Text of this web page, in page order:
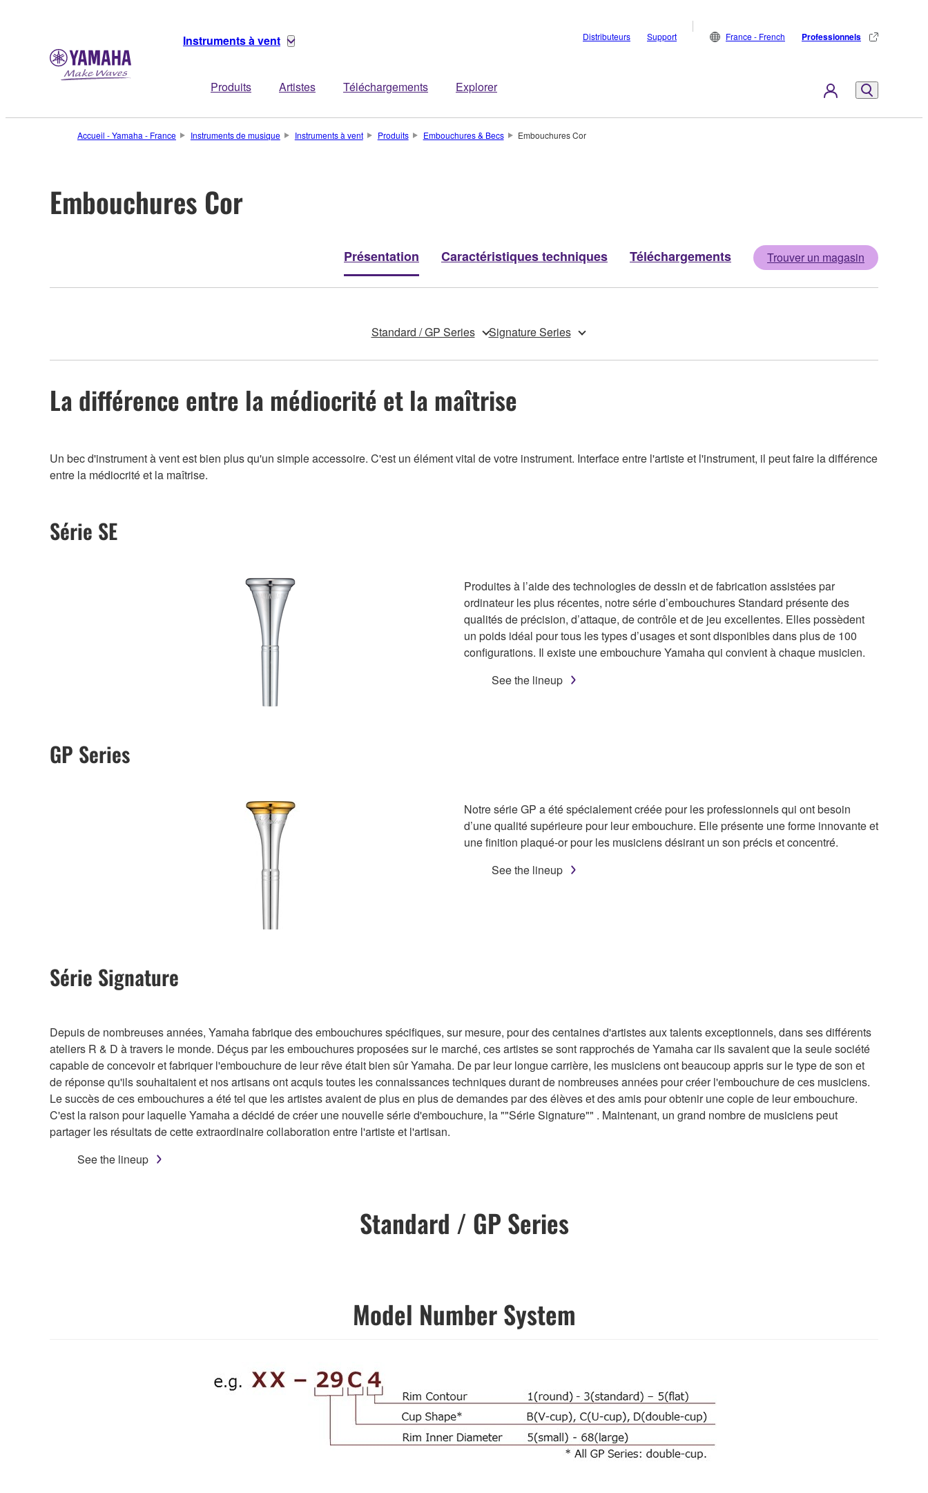
Instruments à vent
Produits Artistes Téléchargements Explorer
Distributeurs Support France - French Professionnels
Accueil - Yamaha - France Instruments de musique Instruments à vent Produits Embouchures & Becs Embouchures Cor
Embouchures Cor
Présentation Caractéristiques techniques Téléchargements Trouver un magasin
Standard / GP Series Signature Series
La différence entre la médiocrité et la maîtrise
Un bec d'instrument à vent est bien plus qu'un simple accessoire. C'est un élément vital de votre instrument. Interface entre l'artiste et l'instrument, il peut faire la différence
entre la médiocrité et la maîtrise.
Série SE
Produites à l’aide des technologies de dessin et de fabrication assistées par
ordinateur les plus récentes, notre série d’embouchures Standard présente des
qualités de précision, d’attaque, de contrôle et de jeu excellentes. Elles possèdent
un poids idéal pour tous les types d’usages et sont disponibles dans plus de 100
configurations. Il existe une embouchure Yamaha qui convient à chaque musicien.
See the lineup
GP Series
Notre série GP a été spécialement créée pour les professionnels qui ont besoin
d’une qualité supérieure pour leur embouchure. Elle présente une forme innovante et
une finition plaqué-or pour les musiciens désirant un son précis et concentré.
See the lineup
Série Signature
Depuis de nombreuses années, Yamaha fabrique des embouchures spécifiques, sur mesure, pour des centaines d'artistes aux talents exceptionnels, dans ses différents
ateliers R & D à travers le monde. Déçus par les embouchures proposées sur le marché, ces artistes se sont rapprochés de Yamaha car ils savaient que la seule société
capable de concevoir et fabriquer l'embouchure de leur rêve était bien sûr Yamaha. De par leur longue carrière, les musiciens ont beaucoup appris sur le type de son et
de réponse qu'ils souhaitaient et nos artisans ont acquis toutes les connaissances techniques durant de nombreuses années pour créer l'embouchure de ces musiciens.
Le succès de ces embouchures a été tel que les artistes avaient de plus en plus de demandes par des élèves et des amis pour obtenir une copie de leur embouchure.
C'est la raison pour laquelle Yamaha a décidé de créer une nouvelle série d'embouchure, la ""Série Signature"" . Maintenant, un grand nombre de musiciens peut
partager les résultats de cette extraordinaire collaboration entre l'artiste et l'artisan.
See the lineup
Standard / GP Series
Model Number System